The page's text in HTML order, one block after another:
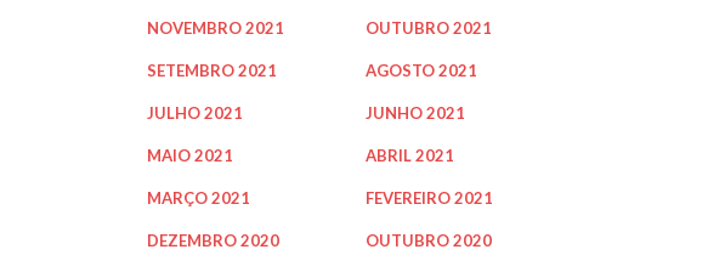
NOVEMBRO 2021 OUTUBRO 2021
SETEMBRO 2021 AGOSTO 2021
JULHO 2021 JUNHO 2021
MAIO 2021 ABRIL 2021
MARÇO 2021 FEVEREIRO 2021
DEZEMBRO 2020 OUTUBRO 2020